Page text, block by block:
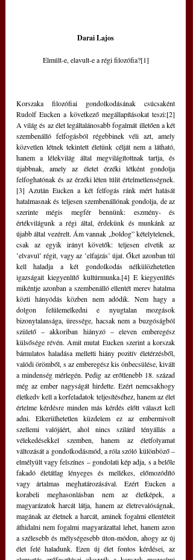
Darai Lajos
Elmúlt-e, elavult-e a régi filozófia?[1]
Korszaka filozófiai gondolkodásának csúcsaként
Rudolf Eucken a következő megállapításokat teszi:[2]
A világ és az élet legáltalánosabb fogalmát illetően a két
szembenálló felfogásból régebbinek véli azt, amely
közvetlen létnek tekintett életünk célját nem a látható,
hanem a lélekvilág által megvilágítottnak tartja, és
újabbnak, amely az életet érzéki létként gondolja
felfoghatónak és az érzéki léten túlit értelmetlenségnek.
[3] Azután Eucken a két felfogás ránk mért hatását
hatalmasnak és teljesen szembenállónak gondolja, de az
szerinte mégis megfér bennünk: eszmény- és
értékvilágunk a régi által, érdekünk és munkánk az
újabb által vezérelt. Ám vannak „boldog” kételytelenek,
csak az egyik irányt követők: teljesen elvetik az
’elvavul’ régit, vagy az ’elfajzás’ újat. Őket azonban túl
kell haladja a két gondolkodás nélkülözhetetlen
igazságait kiegyenlítő kultúrmunka.[4] E kiegyenlítés
mikéntje azonban a szembenálló ellentét merev hatalma
közti hányódás közben nem adódik. Nem hagy a
dolgon felülemelkedni e nyugtalan mozgások
bizonytalansága, üressége, hacsak nem a buzgóságból
születő – akkoriban hiányzó – eleven emberegész
külsősége révén. Amit mutat Eucken szerint a korszak
bámulatos haladása melletti hiány pozitív életérzésből,
valódi örömből, s az emberegész kis önbecsülése, kivált
a mindenség mérlegén. Pedig az erőtlenebb 18. század
még az ember nagyságát hirdette. Ezért nemcsakhogy
életkedv kell a korfeladatok teljesítéséhez, hanem az élet
értelme kérdésre minden más kérdés előtt választ kell
adni. Elkerülhetetlen küzdelem ez az embermivolt
szellemi valójáért, ahol nincs szilárd tényállás a
vélekedésekkel szemben, hanem az életfolyamat
változását a gondolkodásmód, a róla szóló különböző –
elmélyült vagy felszínes – gondolati kép adja, s a belőle
fakadó életátlag lényeges és mellékes, előmozódító
vagy ártalmas meghatározásával. Ezért Eucken a
korabeli meghasonlásban nem az életképek, a
magyarázatok harcát látja, hanem az életrevalóságnak,
magának az életnek a harcát, aminek fogalmi ellentéteit
áthidalni nem fogalmi magyarázattal lehet, hanem azon
a szélesebb és mélységesebb úton-módon, ahogy az új
élet felé haladunk. Ezen új élet fontos kérdései, az